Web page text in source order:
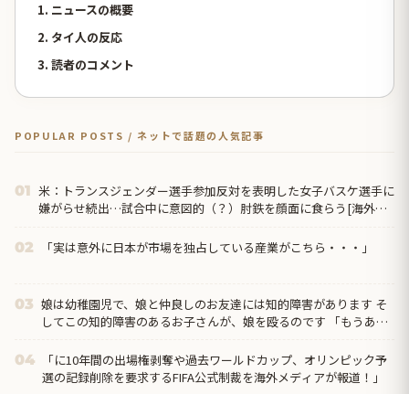
1. ニュースの概要
2. タイ人の反応
3. 読者のコメント
POPULAR POSTS / ネットで話題の人気記事
01 米：トランスジェンダー選手参加反対を表明した女子バスケ選手に
嫌がらせ続出…試合中に意図的（？）肘鉄を顔面に食らう[海外の
02 「実は意外に日本が市場を独占している産業がこちら・・・」
03 娘は幼稚園児で、娘と仲良しのお友達には知的障害があります そ
してこの知的障害のあるお子さんが、娘を殴るのです 「もうあの
04
「に10年間の出場権剥奪や過去ワールドカップ、オリンピック予
選の記録削除を要求するFIFA公式制裁を海外メディアが報道！」